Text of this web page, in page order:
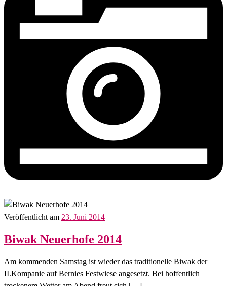
Veröffentlicht am 23. Juni 2014
Biwak Neuerhofe 2014
Am kommenden Samstag ist wieder das traditionelle Biwak der
II.Kompanie auf Bernies Festwiese angesetzt. Bei hoffentlich